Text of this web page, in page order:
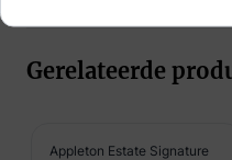
Gerelateerde
Appleton Estate Signature